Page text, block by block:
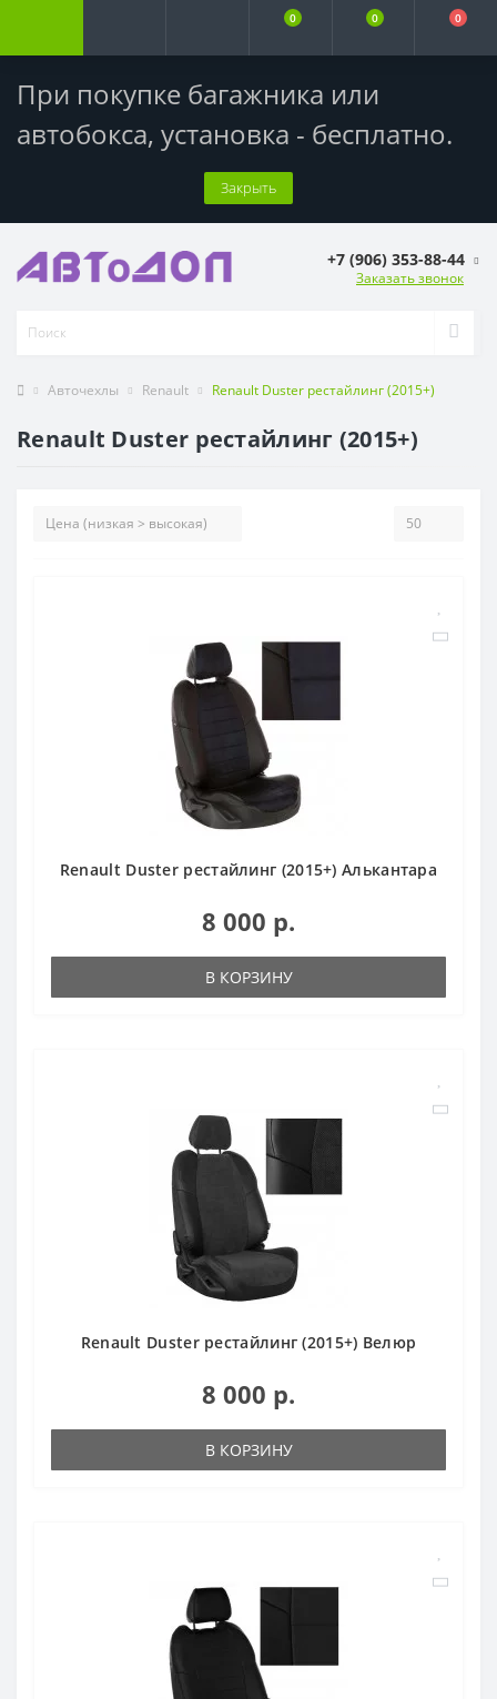
При покупке багажника или
автобокса, установка - бесплатно.
Закрыть
0 0 0
+7 (906) 353-88-44
Заказать звонок
Авточехлы Renault Renault Duster рестайлинг (2015+)
Renault Duster рестайлинг (2015+)
Renault Duster рестайлинг (2015+) Алькантара
8 000 р.
В КОРЗИНУ
Renault Duster рестайлинг (2015+) Велюр
8 000 р.
В КОРЗИНУ